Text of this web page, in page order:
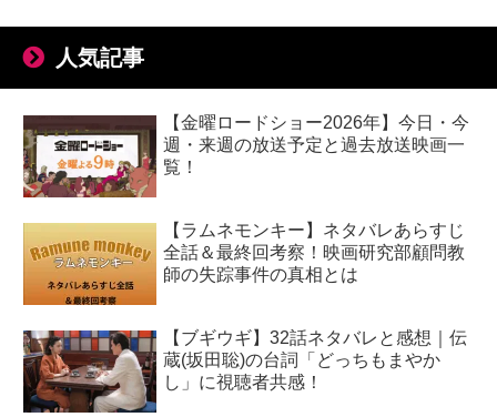
人気記事
【金曜ロードショー2026年】今日・今
週・来週の放送予定と過去放送映画一
覧！
【ラムネモンキー】ネタバレあらすじ
全話＆最終回考察！映画研究部顧問教
師の失踪事件の真相とは
【ブギウギ】32話ネタバレと感想｜伝
蔵(坂田聡)の台詞「どっちもまやか
し」に視聴者共感！